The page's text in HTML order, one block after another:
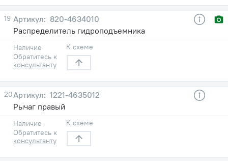
19
820-4634010
Распределитель гидроподъемника
Наличие
Обратитесь к
консультанту
К схеме
20
1221-4635012
Рычаг правый
Наличие
Обратитесь к
консультанту
К схеме